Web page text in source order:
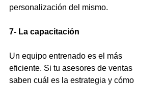
personalización del mismo.
7- La capacitación
Un equipo entrenado es el más
eficiente. Si tu asesores de ventas
saben cuál es la estrategia y cómo